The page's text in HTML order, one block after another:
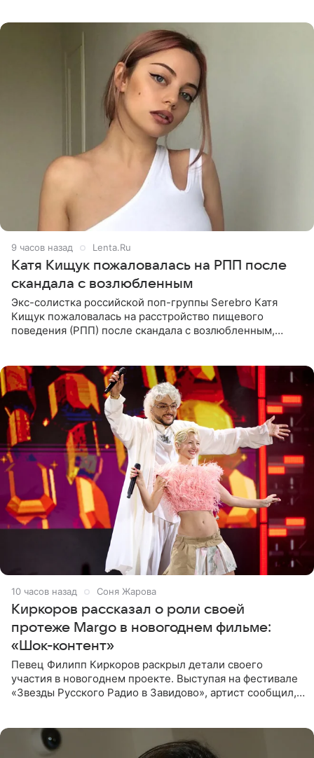
9 часов назад Lenta.Ru
Катя Кищук пожаловалась на РПП после
скандала с возлюбленным
Экс-солистка российской поп-группы Serebro Катя
Кищук пожаловалась на расстройство пищевого
поведения (РПП) после скандала с возлюбленным,
10 часов назад Соня Жарова
Киркоров рассказал о роли своей
протеже Margo в новогоднем фильме:
«Шок-контент»
Певец Филипп Киркоров раскрыл детали своего
участия в новогоднем проекте. Выступая на фестивале
«Звезды Русского Радио в Завидово», артист сообщил,